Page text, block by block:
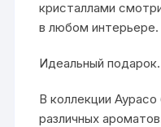
кристаллами
в любом интерьере.
Идеальный подарок.
В коллекции
различных